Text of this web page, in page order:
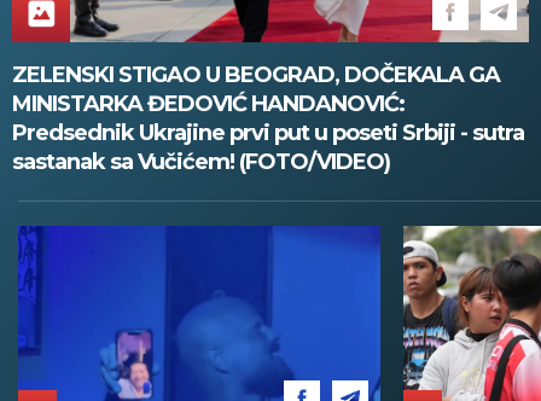
ZELENSKI STIGAO U BEOGRAD, DOČEKALA GA
MINISTARKA ĐEDOVIĆ HANDANOVIĆ:
Predsednik Ukrajine prvi put u poseti Srbiji - sutra
sastanak sa Vučićem! (FOTO/VIDEO)